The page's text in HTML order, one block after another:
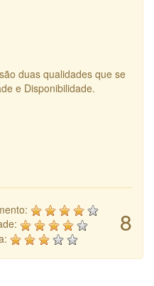
duas qualidades que se
e Disponibilidade.
8